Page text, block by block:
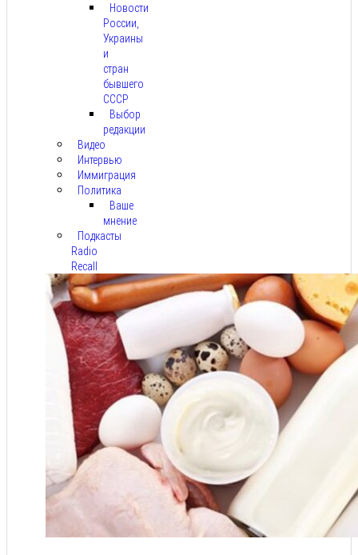
Новости
России,
Украины
и
стран
бывшего
СССР
Выбор
редакции
Видео
Интервью
Иммиграция
Политика
Ваше
мнение
Подкасты
Radio
Recall